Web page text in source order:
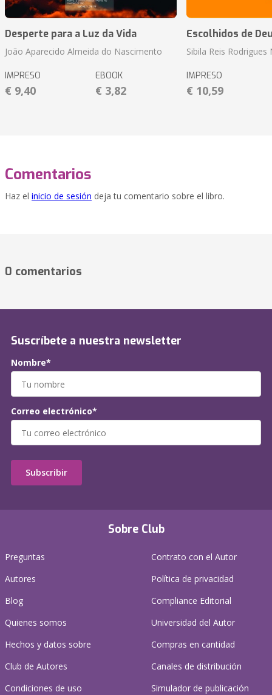
Desperte para a Luz da Vida
João Aparecido Almeida do Nascimento
IMPRESO
€ 9,40
EBOOK
€ 3,82
Escolhidos de
Sibila Reis
IMPRESO
€ 10,59
Comentarios
Haz el inicio de sesión deja tu comentario sobre el libro.
0 comentarios
Sobre Club
Preguntas
Autores
Blog
Quienes somos
Hechos y datos sobre
Club de Autores
Condiciones de uso
Contrato con el Autor
Política de privacidad
Compliance Editorial
Universidad del Autor
Compras en cantidad
Canales de distribución
Simulador de publicación
Suscríbete a nuestra newsletter
Nombre*
Correo electrónico*
Subscribir